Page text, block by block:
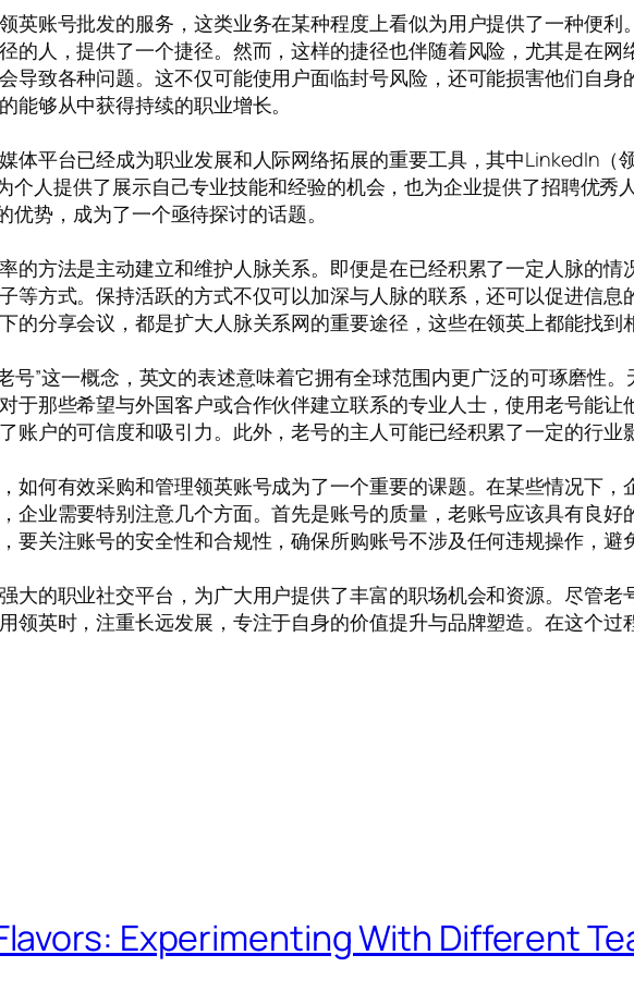
英账号批发的服务，这类业务在某种程度上看似为用户提供了一种便
的人，提供了一个捷径。然而，这样的捷径也伴随着风险，尤其是在
导致各种问题。这不仅可能使用户面临封号风险，还可能损害他们自
能够从中获得持续的职业增长。
体平台已经成为职业发展和人际网络拓展的重要工具，其中LinkedIn
个人提供了展示自己专业技能和经验的机会，也为企业提供了招聘优秀
势，成为了一个亟待探讨的话题。
的方法是主动建立和维护人脉关系。即便是在已经积累了一定人脉的
等方式。保持活跃的方式不仅可以加深与人脉的联系，还可以促进信
的分享会议，都是扩大人脉关系网的重要途径，这些在领英上都能找到
号”这一概念，英文的表述意味着它拥有全球范围内更广泛的可琢磨性
于那些希望与外国客户或合作伙伴建立联系的专业人士，使用老号能
账户的可信度和吸引力。此外，老号的主人可能已经积累了一定的行业
如何有效采购和管理领英账号成为了一个重要的课题。在某些情况下
企业需要特别注意几个方面。首先是账号的质量，老账号应该具有良
要关注账号的安全性和合规性，确保所购账号不涉及任何违规操作，避
大的职业社交平台，为广大用户提供了丰富的职场机会和资源。尽管
领英时，注重长远发展，专注于自身的价值提升与品牌塑造。在这个
Experimenting With Different